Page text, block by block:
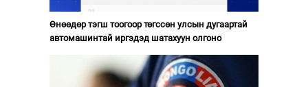
Өнөөдөр тэгш тоогоор төгссөн улсын дугаартай
автомашинтай иргэдэд шатахуун олгоно